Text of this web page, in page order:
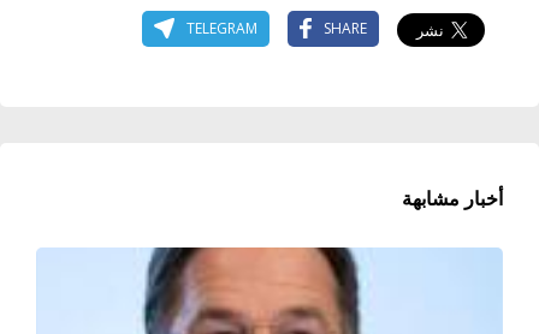
SHARE
TELEGRAM
أخبار مشابهة